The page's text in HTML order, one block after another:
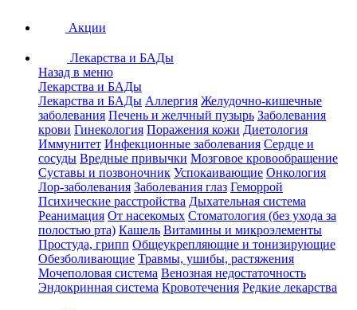
Акции
Лекарства и БАДы
Назад в меню
Лекарства и БАДы
Лекарства и БАДы Аллергия Желудочно-кишечные
заболевания Печень и желчный пузырь Заболевания
крови Гинекология Поражения кожи Диетология
Иммунитет Инфекционные заболевания Сердце и
сосуды Вредные привычки Мозговое кровообращение
Суставы и позвоночник Успокаивающие Онкология
Лор-заболевания Заболевания глаз Геморрой
Психические расстройства Дыхательная система
Реанимация От насекомых Стоматология (без ухода за
полостью рта) Кашель Витамины и микроэлементы
Простуда, грипп Общеукрепляющие и тонизирующие
Обезболивающие Травмы, ушибы, растяжения
Мочеполовая система Венозная недостаточность
Эндокринная система Кровотечения Редкие лекарства